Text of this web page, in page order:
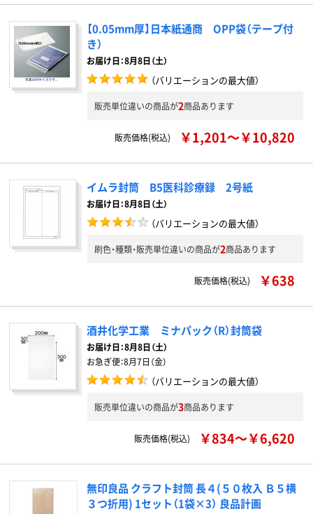
【0.05mm厚】日本紙通商 OPP袋（テープ付
き）
お届け日：8月8日（土）
（バリエーションの最大値）
販売単位違いの商品が2商品あります
販売価格(税込) ￥1,201～￥10,820
イムラ封筒 B5医科診療録 2号紙
お届け日：8月8日（土）
（バリエーションの最大値）
刷色・種類・販売単位違いの商品が2商品あります
販売価格(税込) ￥638
酒井化学工業 ミナパック（R）封筒袋
お届け日：8月8日（土）
お急ぎ便：8月7日（金）
（バリエーションの最大値）
販売単位違いの商品が3商品あります
販売価格(税込) ￥834～￥6,620
無印良品 クラフト封筒 長４(５０枚入 Ｂ５横
３つ折用) 1セット（1袋×3） 良品計画